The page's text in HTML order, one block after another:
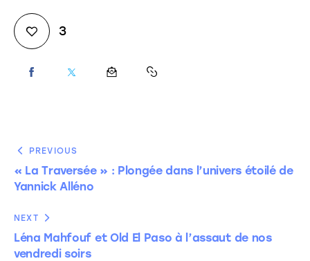
3
PREVIOUS
« La Traversée » : Plongée dans l’univers étoilé de
Yannick Alléno
NEXT
Léna Mahfouf et Old El Paso à l’assaut de nos
vendredi soirs